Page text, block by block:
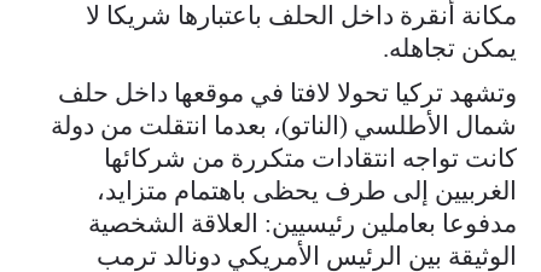
مكانة أنقرة داخل الحلف باعتبارها شريكا لا
يمكن تجاهله.
وتشهد تركيا تحولا لافتا في موقعها داخل حلف
شمال الأطلسي (الناتو)، بعدما انتقلت من دولة
كانت تواجه انتقادات متكررة من شركائها
الغربيين إلى طرف يحظى باهتمام متزايد،
مدفوعا بعاملين رئيسيين: العلاقة الشخصية
الوثيقة بين الرئيس الأمريكي دونالد ترمب